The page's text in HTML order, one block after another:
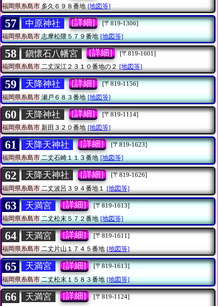
福岡県糸島市 多久６９８番地 [地図等]
57 中原神社 [詳細]
[〒819-1306]
福岡県糸島市志摩松隈５７９番地 [地図等]
58 鎭懷石八幡宮 [詳細]
[〒819-1601]
福岡県糸島市二丈深江２３１０番地の２ [地図等]
59 天降神社 [詳細]
[〒819-1156]
福岡県糸島市瀬戸６８３番地 [地図等]
60 天降神社 [詳細]
[〒819-1114]
福岡県糸島市新田３２０番地 [地図等]
61 天降天神社 [詳細]
[〒819-1623]
福岡県糸島市二丈石崎１１３番地 [地図等]
62 天降天神社 [詳細]
[〒819-1626]
福岡県糸島市 二丈波呂３９４番地１ [地図等]
63 天満宮 [詳細]
[〒819-1613]
福岡県糸島市二丈松末５７２番地 [地図等]
64 天満宮 [詳細]
[〒819-1611]
福岡県糸島市二丈片山１７４５番地 [地図等]
65 天満宮 [詳細]
[〒819-1613]
福岡県糸島市二丈松末１５８３番地 [地図等]
66 天満宮 [詳細]
[〒819-1124]